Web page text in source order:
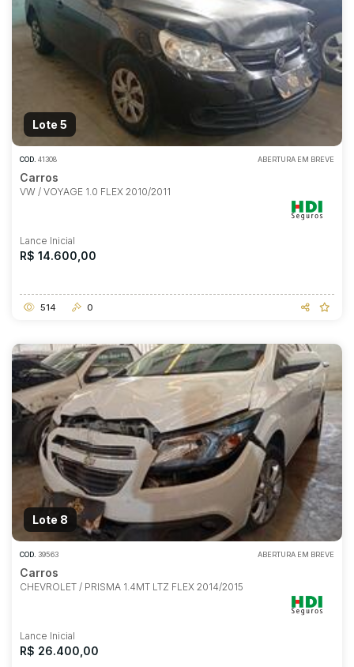
Lote 5
COD. 41308 ABERTURA EM BREVE
Carros
VW / VOYAGE 1.0 FLEX 2010/2011
Lance Inicial
R$ 14.600,00
514 0
Lote 8
COD. 39563 ABERTURA EM BREVE
Carros
CHEVROLET / PRISMA 1.4MT LTZ FLEX 2014/2015
Lance Inicial
R$ 26.400,00